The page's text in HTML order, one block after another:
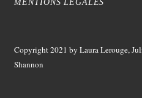
MENTIONS LEGALES
Copyright 2021 by Laura Lerouge,
Shannon